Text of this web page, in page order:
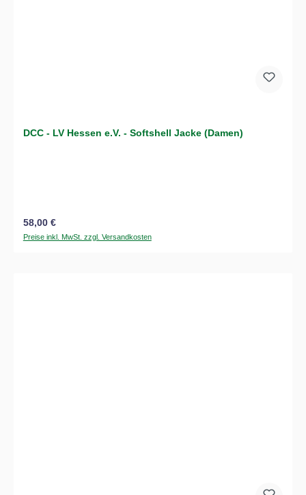
DCC - LV Hessen e.V. - Softshell Jacke (Damen)
Regulärer Preis:
58,00 €
Preise inkl. MwSt. zzgl. Versandkosten